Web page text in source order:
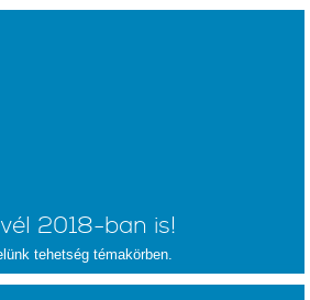
2018-ban is!
tehetség témakörben.